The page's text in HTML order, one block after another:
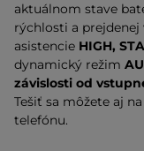
aktuálnom stave
rýchlosti a
asistencie HIGH,
dynamický režim
závislosti od
Tešiť sa môžete aj na
telefónu.